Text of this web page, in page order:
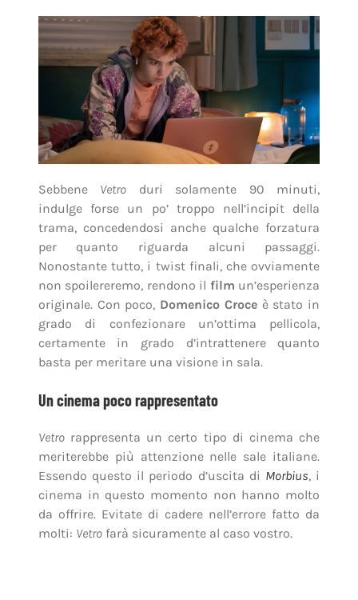
Sebbene Vetro duri solamente 90 minuti,
indulge forse un po’ troppo nell’incipit della
trama, concedendosi anche qualche forzatura
per quanto riguarda alcuni passaggi.
Nonostante tutto, i twist finali, che ovviamente
non spoilereremo, rendono il film un’esperienza
originale. Con poco, Domenico Croceè stato in
grado di confezionare un’ottima pellicola,
certamente in grado d’intrattenere quanto
basta per meritare una visione in sala.
Un cinema poco rappresentato
Vetrorappresenta un certo tipo di cinema che
meriterebbe più attenzione nelle sale italiane.
Essendo questo il periodo d’uscita di Morbius, i
cinema in questo momento non hanno molto
da offrire. Evitate di cadere nell’errore fatto da
molti: Vetrofarà sicuramente al caso vostro.